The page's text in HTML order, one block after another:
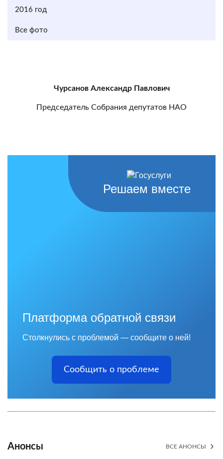
2016 год
Все фото
Чурсанов Александр Павлович
Председатель Собрания депутатов НАО
Решаем вместе
Платформа обратной связи
Столкнулись с проблемой — сообщите о ней!
Сообщить о проблеме
Анонсы ВСЕ АНОНСЫ